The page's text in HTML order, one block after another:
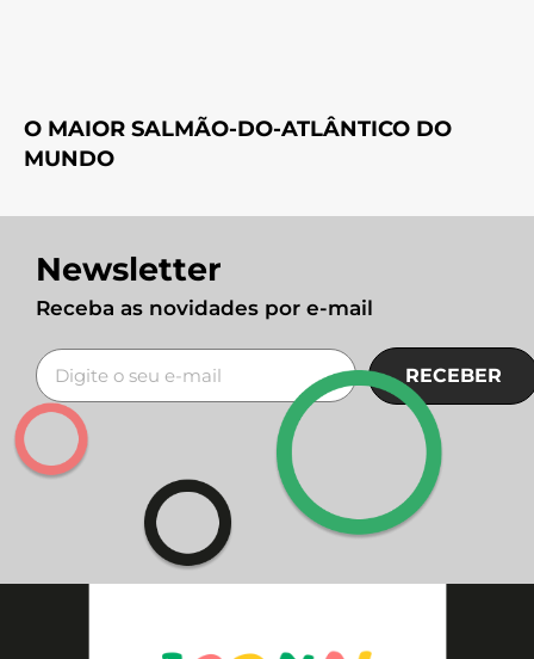
O MAIOR SALMÃO-DO-ATLÂNTICO DO
MUNDO
Newsletter
Receba as novidades por e-mail
RECEBER